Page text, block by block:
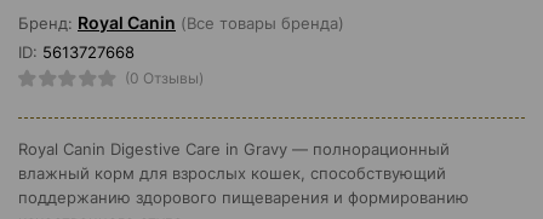
Бренд: Royal Canin (Все товары бренда)
ID: 5613727668
(0 Отзывы)
Royal Canin Digestive Care in Gravy — полнорационный
влажный корм для взрослых кошек, способствующий
поддержанию здорового пищеварения и формированию